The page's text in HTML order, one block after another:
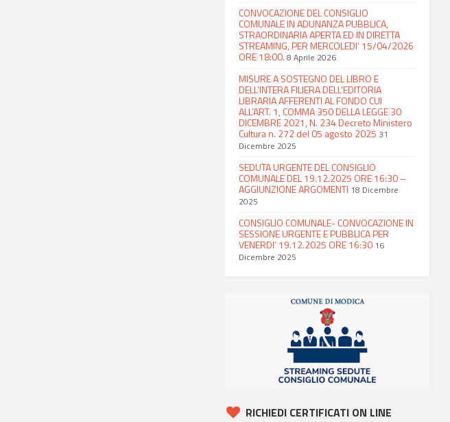
CONVOCAZIONE DEL CONSIGLIO
COMUNALE IN ADUNANZA PUBBLICA,
STRAORDINARIA APERTA ED IN DIRETTA
STREAMING, PER MERCOLEDI’ 15/04/2026
ORE 18:00. 8 Aprile 2026
MISURE A SOSTEGNO DEL LIBRO E
DELL’INTERA FILIERA DELL’EDITORIA
LIBRARIA AFFERENTI AL FONDO CUI
ALL’ART. 1, COMMA 350 DELLA LEGGE 30
DICEMBRE 2021, N. 234 Decreto Ministero
Cultura n. 272 del 05 agosto 2025 31
Dicembre 2025
SEDUTA URGENTE DEL CONSIGLIO
COMUNALE DEL 19.12.2025 ORE 16:30 –
AGGIUNZIONE ARGOMENTI 18 Dicembre
2025
CONSIGLIO COMUNALE- CONVOCAZIONE IN
SESSIONE URGENTE E PUBBLICA PER
VENERDI’ 19.12.2025 ORE 16:30 16
Dicembre 2025
RICHIEDI CERTIFICATI ON LINE